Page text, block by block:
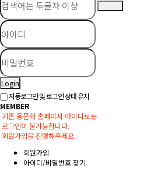
Login
자동로그인 및 로그인 상태 유지
MEMBER
기존 동문회 홈페이지 아이디로는
로그인이 불가능합니다.
회원가입을 진행해주세요.
회원가입
아이디/비밀번호 찾기